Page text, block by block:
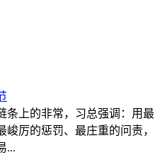
条上的非常，习总强调：用最
厉的惩罚、最庄重的问责，
...